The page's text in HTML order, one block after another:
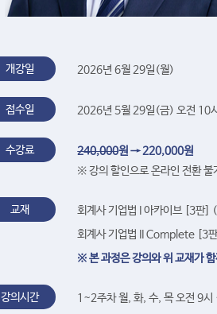
개강일 2026년 6월 29일(월)
접수일 2026년 5월 29일(금) 오전 10
수강료 240,000원 → 220,000원
※ 강의 할인으로 온라인 전환
교재
회계사 기업법 I 아카이브 [3판]
회계사 기업법 II Complete [3
※ 본 과정은 강의와 위 교재가
강의시간
1~2주차 월, 화, 수, 목 오전 9시